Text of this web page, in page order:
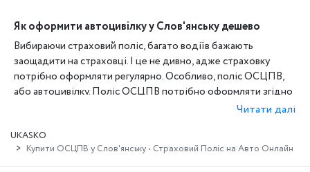
Як оформити автоцивілку у Слов'янську дешево
Вибираючи страховий поліс, багато водіїв бажають
заощадити на страховці. І це не дивно, адже страховку
потрібно оформляти регулярно. Особливо, поліс ОСЦПВ,
або автоцивілку. Поліс ОСЦПВ потрібно оформляти згідно
законодавством. І без цієї страховки взагалі не можна
Їздити на автомобілі або мототранспорті можна тільки з
наявністю поліса ОСЦПВ. Це обов'язкове страхування
Читати далі
UKASKO
Купити ОСЦПВ у Слов'янську • Страховий Поліс на Авто Онлайн